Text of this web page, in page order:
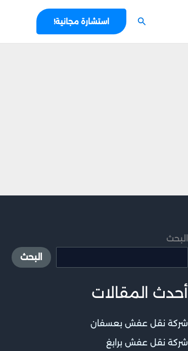
البحث استشارة مجانية!
البحث
البحث
أحدث المقالات
شركة نقل عفش بعسفان
شركة نقل عفش برابغ